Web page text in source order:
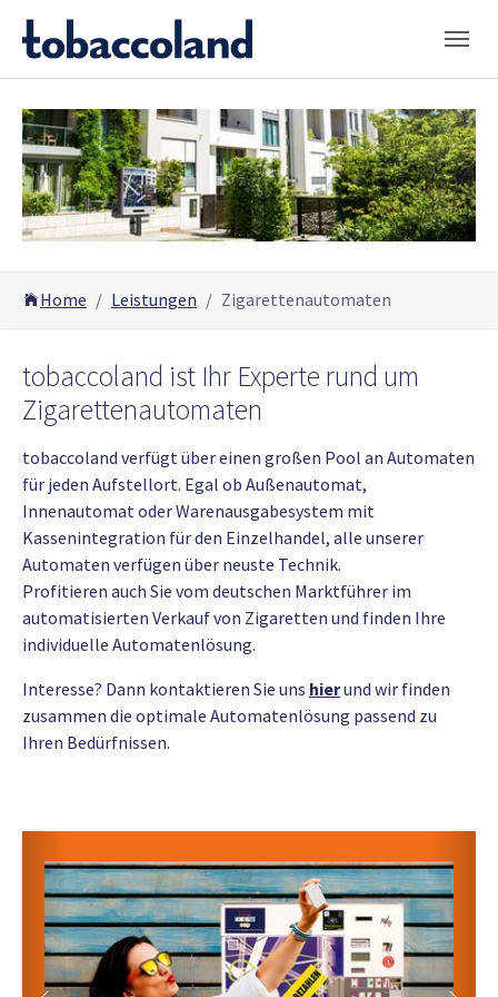
Home Leistungen Zigarettenautomaten
tobaccoland ist Ihr Experte rund um
Zigarettenautomaten
tobaccoland verfügt über einen großen Pool an Automaten
für jeden Aufstellort. Egal ob Außenautomat,
Innenautomat oder Warenausgabesystem mit
Kassenintegration für den Einzelhandel, alle unserer
Automaten verfügen über neuste Technik.
Profitieren auch Sie vom deutschen Marktführer im
automatisierten Verkauf von Zigaretten und finden Ihre
individuelle Automatenlösung.
Interesse? Dann kontaktieren Sie uns hierund wir finden
zusammen die optimale Automatenlösung passend zu
Ihren Bedürfnissen.